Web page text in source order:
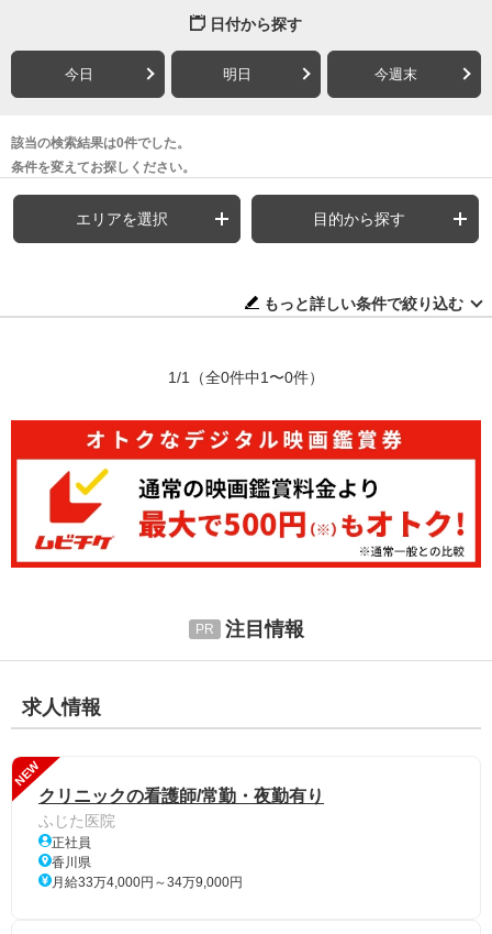
日付から探す
今日 明日 今週末
該当の検索結果は0件でした。
条件を変えてお探しください。
エリアを選択 目的から探す
もっと詳しい条件で絞り込む
1/1 （全0件中1〜0件）
注目情報
求人情報
NEW
クリニックの看護師/常勤・夜勤有り
ふじた医院
正社員
香川県
月給33万4,000円～34万9,000円